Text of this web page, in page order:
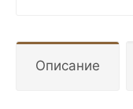
Описание